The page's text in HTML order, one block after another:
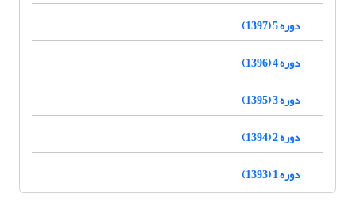
دوره 5 (1397)
دوره 4 (1396)
دوره 3 (1395)
دوره 2 (1394)
دوره 1 (1393)